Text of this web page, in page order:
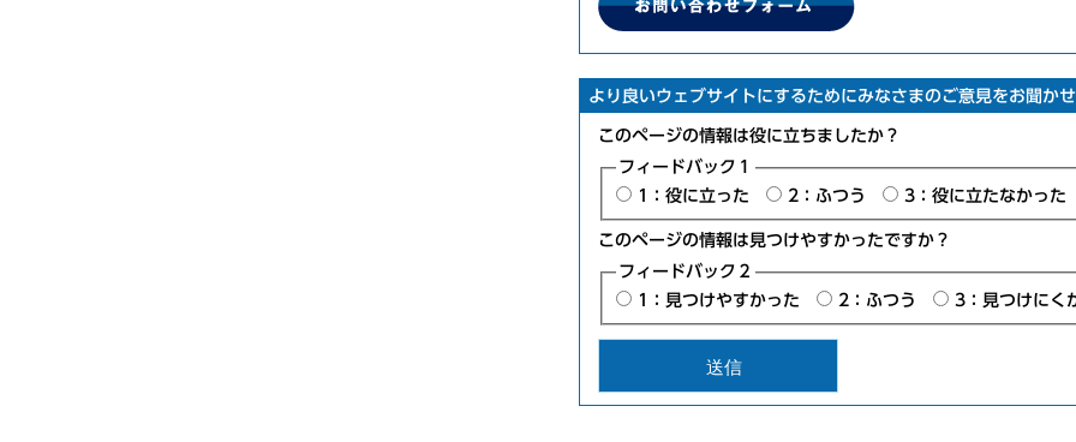
より良いウェブサイトにするためにみなさまのご意見をお聞か
このページの情報は役に立ちましたか？
フィードバック１
1：役に立った
2：ふつう 3：役に立たなかった
このページの情報は見つけやすかったですか？
フィードバック２
1：見つけやすかった
2：ふつう 3：見つけにく